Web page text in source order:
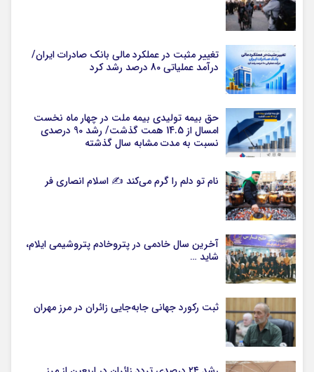
تغییر مثبت در عملکرد مالی بانک صادرات ایران/
درآمد عملیاتی 80 درصد رشد کرد
حق بیمه تولیدی بیمه ملت در چهار ماه نخست
امسال از 14.5 همت گذشت/ رشد 90 درصدی
نسبت به مدت مشابه سال گذشته
نام تو دلم را گرم می‌کند ✍️ اسلام انصاری فر
آخرین سال خادمی در پتروخادم پتروشیمی ایلام،
شاید …
ثبت رکورد جهانی جابه‌جایی زائران در مرز مهران